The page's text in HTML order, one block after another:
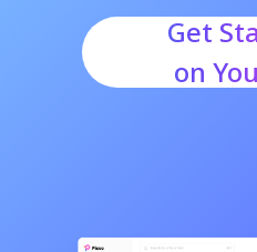
Get
on